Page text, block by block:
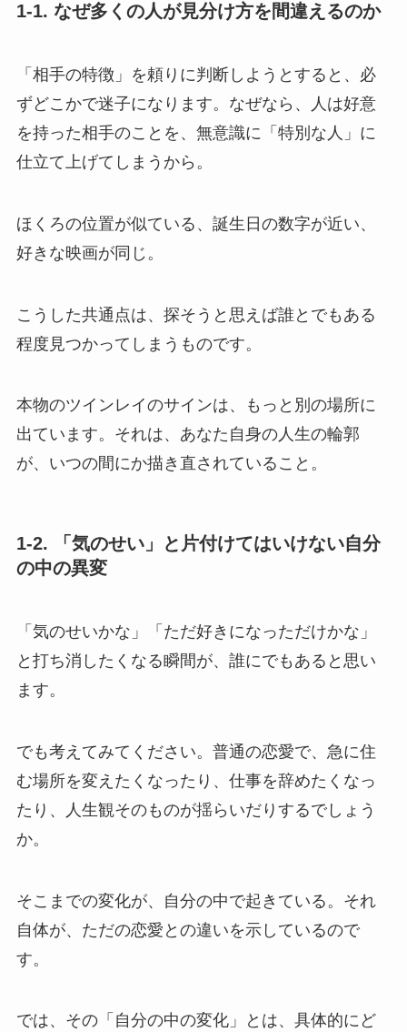
1-1. なぜ多くの人が見分け方を間違えるのか
「相手の特徴」を頼りに判断しようとすると、必
ずどこかで迷子になります。なぜなら、人は好意
を持った相手のことを、無意識に「特別な人」に
仕立て上げてしまうから。
ほくろの位置が似ている、誕生日の数字が近い、
好きな映画が同じ。
こうした共通点は、探そうと思えば誰とでもある
程度見つかってしまうものです。
本物のツインレイのサインは、もっと別の場所に
出ています。それは、あなた自身の人生の輪郭
が、いつの間にか描き直されていること。
1-2. 「気のせい」と片付けてはいけない自分
の中の異変
「気のせいかな」「ただ好きになっただけかな」
と打ち消したくなる瞬間が、誰にでもあると思い
ます。
でも考えてみてください。普通の恋愛で、急に住
む場所を変えたくなったり、仕事を辞めたくなっ
たり、人生観そのものが揺らいだりするでしょう
か。
そこまでの変化が、自分の中で起きている。それ
自体が、ただの恋愛との違いを示しているので
す。
では、その「自分の中の変化」とは、具体的にど